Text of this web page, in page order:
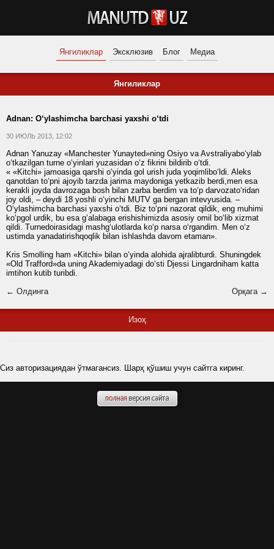
Янгиликлар Эксклюзив Блог Медиа
Янгиликлар
Adnan: O‘ylashimcha barchasi yaxshi o‘tdi
30 ИЮЛЬ 2013, 12:02
Adnan Yanuzay «Manchester Yunayted»ning Osiyo va Avstraliyabo‘ylab
o‘tkazilgan turne o‘yinlari yuzasidan o‘z fikrini bildirib o‘tdi.
« «Kitchi» jamoasiga qarshi o‘yinda gol urish juda yoqimlibo‘ldi. Aleks
qanotdan to‘pni ajoyib tarzda jarima maydoniga yetkazib berdi,men esa
kerakli joyda davrozaga bosh bilan zarba berdim va to‘p darvozato‘ridan
joy oldi, – deydi 18 yoshli o‘yinchi MUTV ga bergan intevyusida. –
O‘ylashimcha barchasi yaxshi o‘tdi. Biz to‘pni nazorat qildik, eng muhimi
ko‘pgol urdik, bu esa g‘alabaga erishishimizda asosiy omil bo‘lib xizmat
qildi. Turnedoirasidagi mashg‘ulotlarda ko‘p narsa o‘rgandim. Men o‘z
ustimda yanadatirishqoqlik bilan ishlashda davom etaman».
Kris Smolling ham «Kitchi» bilan o‘yinda alohida ajralibturdi. Shuningdek
«Old Trafford»da uning Akademiyadagi do‘sti Djessi Lingardniham katta
imtihon kutib turibdi.
← Олдинга
Орқага →
Изоҳ
Сиз авторизациядан ўтмагансиз. Шарҳ қўшиш учун сайтга киринг.